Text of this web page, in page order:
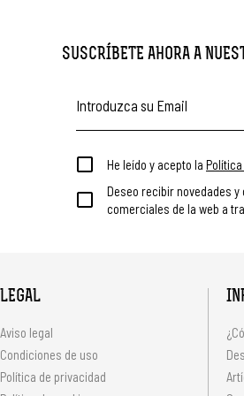
SUSCRÍBETE AHORA A
He leído y acepto la
Deseo recibir novedades
comerciales de la web a
LEGAL
Aviso legal
Condiciones de uso
Política de privacidad